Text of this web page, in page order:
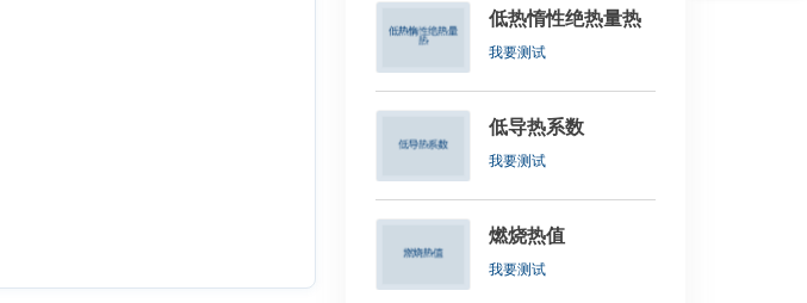
低热惰性绝热量热
我要测试
低导热系数
我要测试
燃烧热值
我要测试